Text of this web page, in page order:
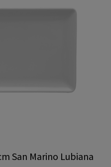
San Marino Lubiana